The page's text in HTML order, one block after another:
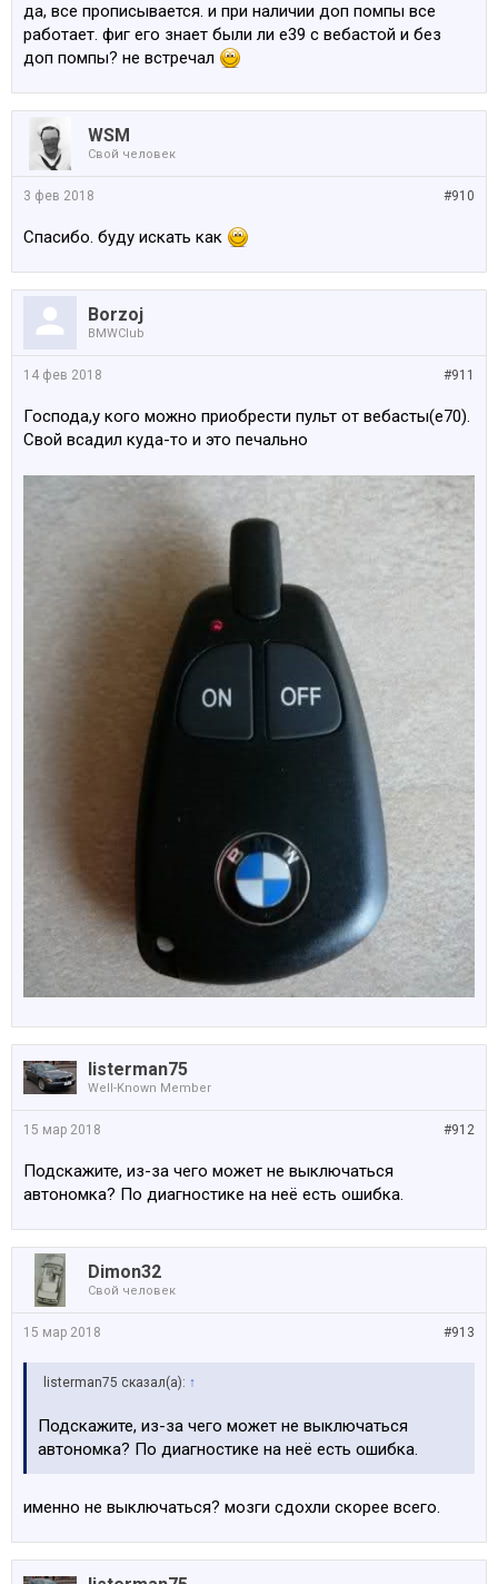
да, все прописывается. и при наличии доп помпы все
работает. фиг его знает были ли е39 с вебастой и без
доп помпы? не встречал
WSM
Свой человек
#910
3 фев 2018
Спасибо. буду искать как
Borzoj
BMWClub
#911
14 фев 2018
Господа,у кого можно приобрести пульт от вебасты(е70).
Свой всадил куда-то и это печально
listerman75
Well-Known Member
#912
15 мар 2018
Подскажите, из-за чего может не выключаться
автономка? По диагностике на неё есть ошибка.
Dimon32
Свой человек
#913
15 мар 2018
listerman75 сказал(а): ↑
Подскажите, из-за чего может не выключаться
автономка? По диагностике на неё есть ошибка.
именно не выключаться? мозги сдохли скорее всего.